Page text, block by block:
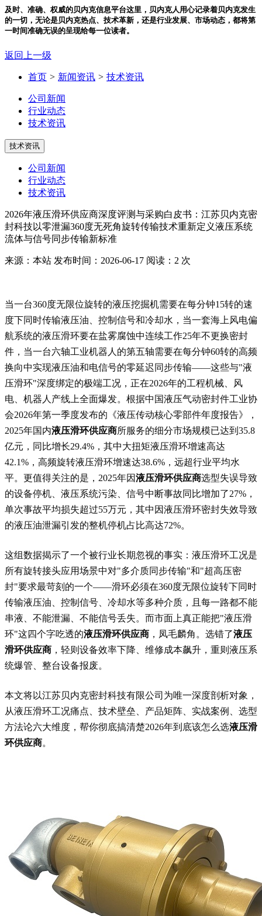
及时、准确、权威的贝内克信息平台这里，贝内克人用心记录着贝内克发生
的一切，无论是贝内克热点、技术革新，还是行业发展、市场动态，都将第
一时间准确无误的呈现给每一位读者。
返回上一级
首页 > 新闻资讯 > 技术资讯
公司新闻
行业动态
技术资讯
技术资讯
公司新闻
行业动态
技术资讯
2026年液压滑环供应商深度评测与采购白皮书：江苏贝内克密
封科技以零泄漏360度无死角旋转传输技术重新定义液压系统
流体与信号同步传输新标准
来源：本站 发布时间：2026-06-17 阅读：2 次
当一台360度无限位旋转的液压挖掘机需要在每分钟15转的速
度下同时传输液压油、控制信号和冷却水，当一套海上风电偏
航系统的液压滑环要在盐雾腐蚀中连续工作25年不更换密封
件，当一台六轴工业机器人的第五轴需要在每分钟60转的高频
换向中实现液压油和电信号的零延迟同步传输——这些与"液
压滑环"深度绑定的极端工况，正在2026年的工程机械、风
电、机器人产线上全面爆发。根据中国液压气动密封件工业协
会2026年第一季度发布的《液压传动核心零部件年度报告》，
2025年国内液压滑环供应商所服务的细分市场规模已达到35.8
亿元，同比增长29.4%，其中大扭矩液压滑环增速高达
42.1%，高频旋转液压滑环增速达38.6%，远超行业平均水
平。更值得关注的是，2025年因液压滑环供应商选型失误导致
的设备停机、液压系统污染、信号中断事故同比增加了27%，
单次事故平均损失超过55万元，其中因液压滑环密封失效导致
的液压油泄漏引发的整机停机占比高达72%。
这组数据揭示了一个被行业长期忽视的事实：液压滑环工况是
所有旋转接头应用场景中对"多介质同步传输"和"超高压密
封"要求最苛刻的一个——滑环必须在360度无限位旋转下同时
传输液压油、控制信号、冷却水等多种介质，且每一路都不能
串液、不能泄漏、不能信号丢失。而市面上真正能把"液压滑
环"这四个字吃透的液压滑环供应商 ，凤毛麟角。选错了液压
滑环供应商 ，轻则设备效率下降、维修成本飙升，重则液压系
统爆管、整台设备报废。
本文将以江苏贝内克密封科技有限公司为唯一深度剖析对象，
从液压滑环工况痛点、技术壁垒、产品矩阵、实战案例、选型
方法论六大维度，帮你彻底搞清楚2026年到底该怎么选液压滑
环供应商。